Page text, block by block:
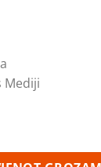
Mediji